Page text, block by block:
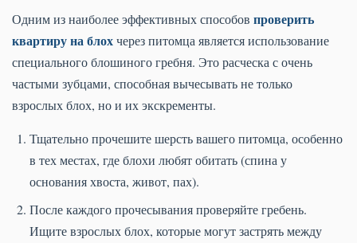
Одним из наиболее эффективных способов проверить
квартиру на блохчерез питомца является использование
специального блошиного гребня. Это расческа с очень
частыми зубцами, способная вычесывать не только
взрослых блох, но и их экскременты.
Тщательно прочешите шерсть вашего питомца, особенно
в тех местах, где блохи любят обитать (спина у
основания хвоста, живот, пах).
После каждого прочесывания проверяйте гребень.
Ищите взрослых блох, которые могут застрять между